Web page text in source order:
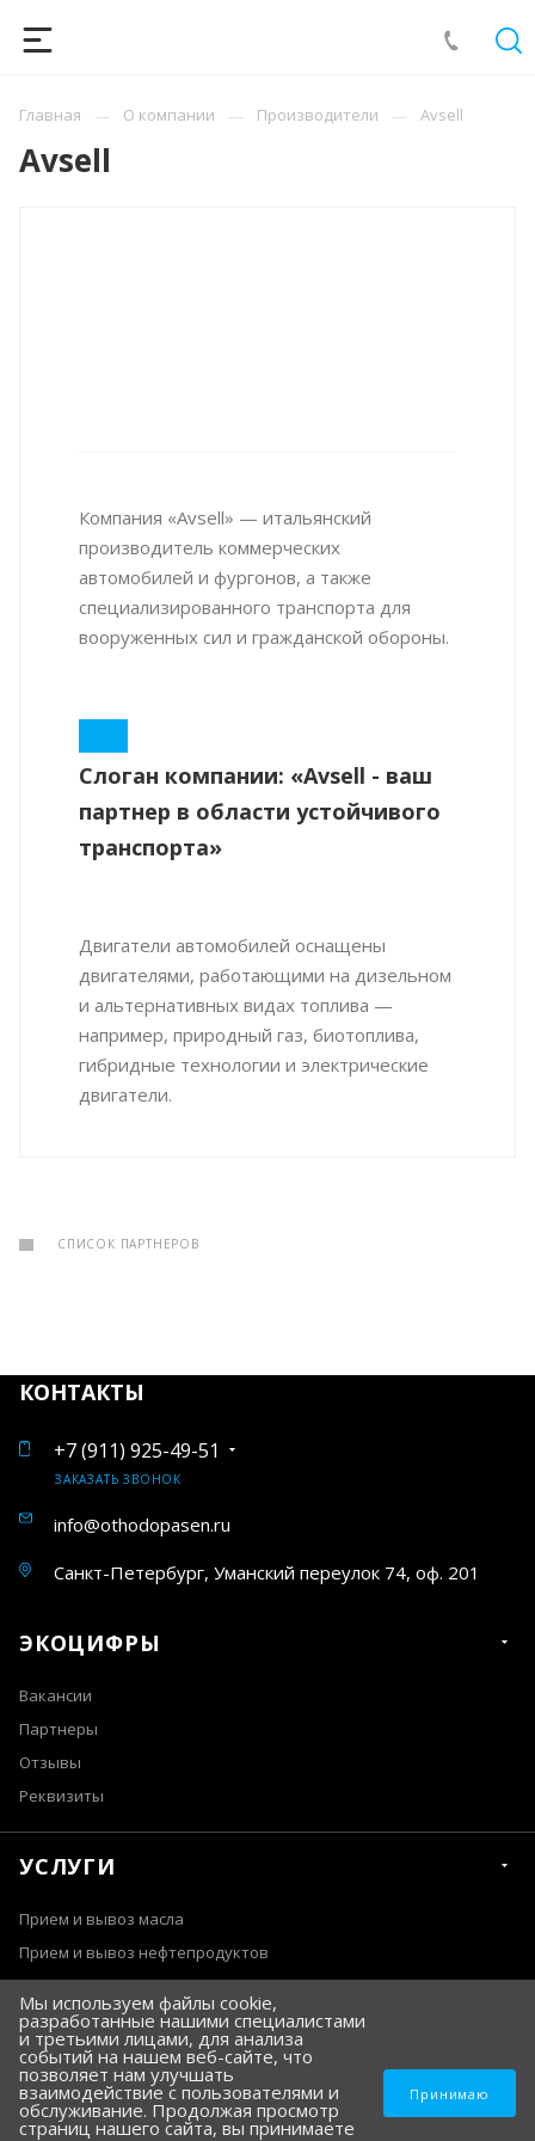
Главная О компании Производители Avsell
Avsell
Компания «Avsell» — итальянский
производитель коммерческих
автомобилей и фургонов, а также
специализированного транспорта для
вооруженных сил и гражданской обороны.
Слоган компании: «Avsell - ваш
партнер в области устойчивого
транспорта»
Двигатели автомобилей оснащены
двигателями, работающими на дизельном
и альтернативных видах топлива —
например, природный газ, биотоплива,
гибридные технологии и электрические
двигатели.
СПИСОК ПАРТНЕРОВ
КОНТАКТЫ
+7 (911) 925-49-51
ЗАКАЗАТЬ ЗВОНОК
info@othodopasen.ru
Санкт-Петербург, Уманский переулок 74, оф. 201
ЭКОЦИФРЫ
Вакансии
Партнеры
Отзывы
Реквизиты
УСЛУГИ
Прием и вывоз масла
Прием и вывоз нефтепродуктов
Прием АКБ
Ассенизаторские услуги
Откачка илососом, вывоз отходов и утилизация
Разработка и продвижение сайта —SeoTemple
Мы используем файлы cookie,
разработанные нашими специалистами
и третьими лицами, для анализа
событий на нашем веб-сайте, что
позволяет нам улучшать
взаимодействие с пользователями и
обслуживание. Продолжая просмотр
страниц нашего сайта, вы принимаете
Принимаю